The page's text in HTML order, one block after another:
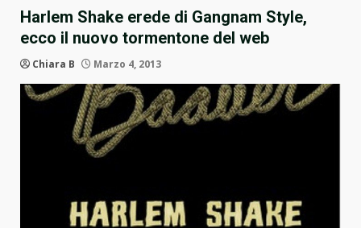
Harlem Shake erede di Gangnam Style,
ecco il nuovo tormentone del web
Chiara B Marzo 4, 2013